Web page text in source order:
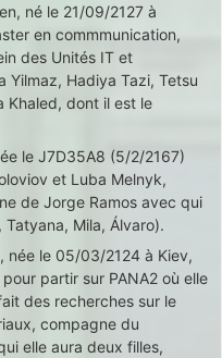
né le 21/09/2127 à
en commmunication,
des Unités IT et
Yilmaz, Hadiya Tazi, Tetsu
Khaled, dont il est le
le J7D35A8 (5/2/2167)
et Luba Melnyk,
de Jorge Ramos avec qui
Mila, Álvaro).
née le 05/03/2124 à Kiev,
partir sur PANA2 où elle
des recherches sur le
compagne du
elle aura deux filles,